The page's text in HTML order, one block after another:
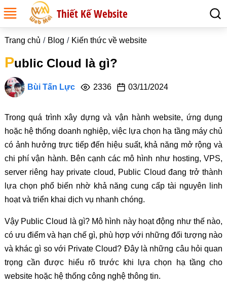
Thiết Kế Website
Trang chủ Blog Kiến thức về website
Public Cloud là gì?
Bùi Tấn Lực 2336 03/11/2024
Trong quá trình xây dựng và vận hành website, ứng dụng
hoặc hệ thống doanh nghiệp, việc lựa chọn hạ tầng máy chủ
có ảnh hưởng trực tiếp đến hiệu suất, khả năng mở rộng và
chi phí vận hành. Bên cạnh các mô hình như hosting, VPS,
server riêng hay private cloud, Public Cloud đang trở thành
lựa chọn phổ biến nhờ khả năng cung cấp tài nguyên linh
hoạt và triển khai dịch vụ nhanh chóng.
Vậy Public Cloud là gì? Mô hình này hoạt động như thế nào,
có ưu điểm và hạn chế gì, phù hợp với những đối tượng nào
và khác gì so với Private Cloud? Đây là những câu hỏi quan
trọng cần được hiểu rõ trước khi lựa chọn hạ tầng cho
website hoặc hệ thống công nghệ thông tin.